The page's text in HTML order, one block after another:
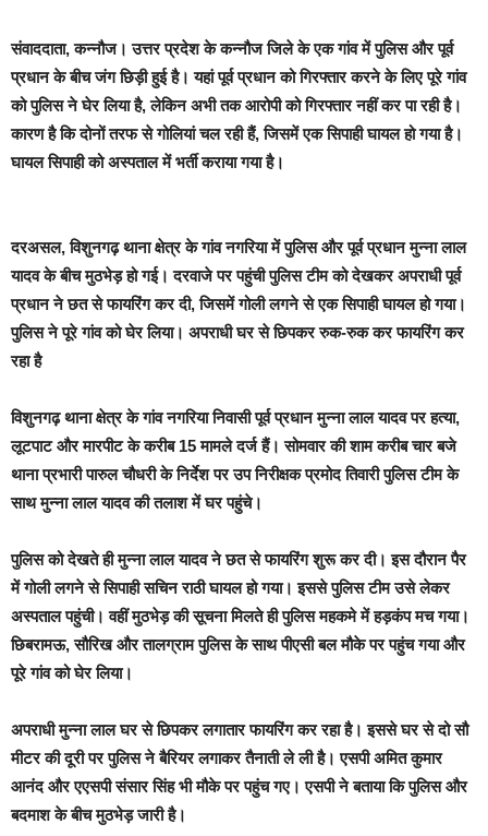
संवाददाता, कन्नौज।उत्तर प्रदेश के कन्नौज जिले के एक गांव में पुलिस और पूर्व
प्रधान के बीच जंग छिड़ी हुई है। यहां पूर्व प्रधान को गिरफ्तार करने के लिए पूरे गांव
को पुलिस ने घेर लिया है, लेकिन अभी तक आरोपी को गिरफ्तार नहीं कर पा रही है।
कारण है कि दोनों तरफ से गोलियां चल रही हैं, जिसमें एक सिपाही घायल हो गया है।
घायल सिपाही को अस्पताल में भर्ती कराया गया है।
दरअसल, विशुनगढ़ थाना क्षेत्र के गांव नगरिया में पुलिस और पूर्व प्रधान मुन्ना लाल
यादव के बीच मुठभेड़ हो गई। दरवाजे पर पहुंची पुलिस टीम को देखकर अपराधी पूर्व
प्रधान ने छत से फायरिंग कर दी, जिसमें गोली लगने से एक सिपाही घायल हो गया।
पुलिस ने पूरे गांव को घेर लिया। अपराधी घर से छिपकर रुक-रुक कर फायरिंग कर
रहा है
विशुनगढ़ थाना क्षेत्र के गांव नगरिया निवासी पूर्व प्रधान मुन्ना लाल यादव पर हत्या,
लूटपाट और मारपीट के करीब 15 मामले दर्ज हैं। सोमवार की शाम करीब चार बजे
थाना प्रभारी पारुल चौधरी के निर्देश पर उप निरीक्षक प्रमोद तिवारी पुलिस टीम के
साथ मुन्ना लाल यादव की तलाश में घर पहुंचे।
पुलिस को देखते ही मुन्ना लाल यादव ने छत से फायरिंग शुरू कर दी। इस दौरान पैर
में गोली लगने से सिपाही सचिन राठी घायल हो गया। इससे पुलिस टीम उसे लेकर
अस्पताल पहुंची। वहीं मुठभेड़ की सूचना मिलते ही पुलिस महकमे में हड़कंप मच गया।
छिबरामऊ, सौरिख और तालग्राम पुलिस के साथ पीएसी बल मौके पर पहुंच गया और
पूरे गांव को घेर लिया।
अपराधी मुन्ना लाल घर से छिपकर लगातार फायरिंग कर रहा है। इससे घर से दो सौ
मीटर की दूरी पर पुलिस ने बैरियर लगाकर तैनाती ले ली है। एसपी अमित कुमार
आनंद और एएसपी संसार सिंह भी मौके पर पहुंच गए। एसपी ने बताया कि पुलिस और
बदमाश के बीच मुठभेड़ जारी है।